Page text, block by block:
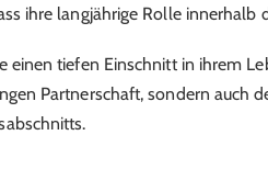
ihre langjährige Rolle innerhalb
einen tiefen Einschnitt in ihrem
Partnerschaft, sondern auch